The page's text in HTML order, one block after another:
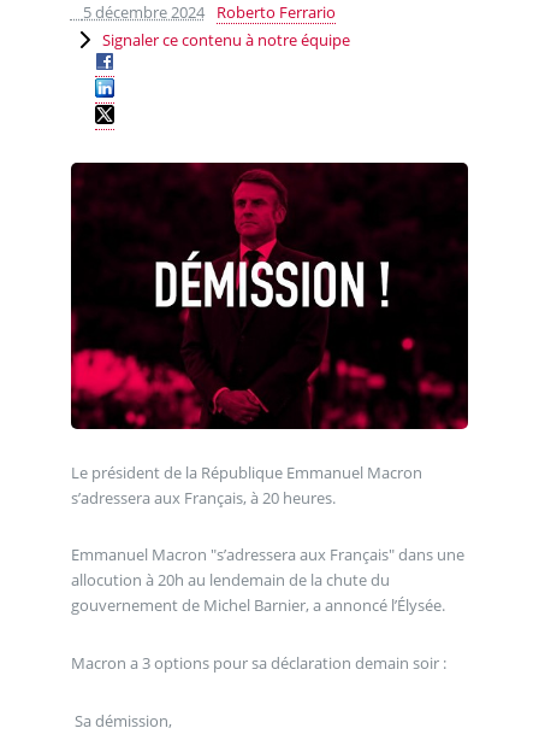
5 décembre 2024
Roberto Ferrario
Signaler ce contenu à notre équipe
Le président de la République Emmanuel Macron
s’adressera aux Français, à 20 heures.
Emmanuel Macron "s’adressera aux Français" dans une
allocution à 20h au lendemain de la chute du
gouvernement de Michel Barnier, a annoncé l’Élysée.
Macron a 3 options pour sa déclaration demain soir :
Sa démission,